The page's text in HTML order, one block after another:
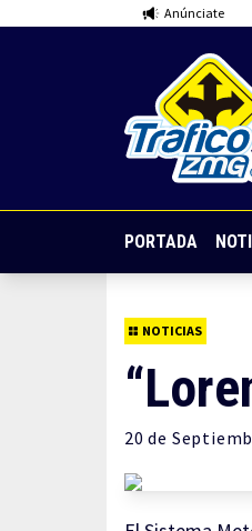
Anúnciate
PORTADA
NOTICIAS
20 de